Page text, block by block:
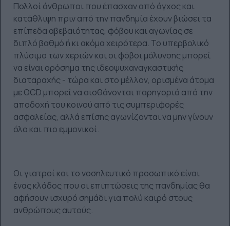
Πολλοί άνθρωποι που έπασχαν από άγχος και
κατάθλιψη πριν από την πανδημία έχουν βιώσει τα
επίπεδα αβεβαιότητας, φόβου και αγωνίας σε
διπλό βαθμό ή κι ακόμα χειρότερα. Το υπερβολικό
πλύσιμο των χεριών και οι φόβοι μόλυνσης μπορεί
να είναι ορόσημα της ιδεοψυχαναγκαστικής
διαταραχής - τώρα και στο μέλλον, ορισμένα άτομα
με OCD μπορεί να αισθάνονται παρηγοριά από την
αποδοχή του κοινού από τις συμπεριφορές
ασφαλείας, αλλά επίσης αγωνίζονται να μην γίνουν
όλο και πιο εμμονικοί.
Οι γιατροί και το νοσηλευτικό προσωπικό είναι
ένας κλάδος που οι επιπτώσεις της πανδημίας θα
αφήσουν ισχυρό σημάδι για πολύ καιρό στους
ανθρώπους αυτούς.